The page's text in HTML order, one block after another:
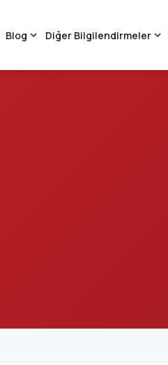
Blog Diğer Bilgilendirmeler